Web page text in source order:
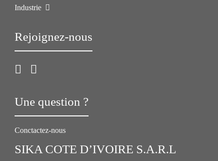
Industrie
Rejoignez-nous
Une question ?
Conctactez-nous
SIKA COTE D’IVOIRE S.A.R.L